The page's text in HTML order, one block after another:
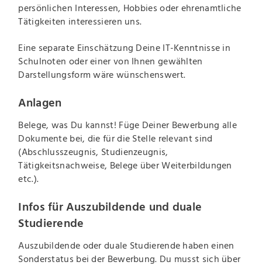
persönlichen Interessen, Hobbies oder ehrenamtliche
Tätigkeiten interessieren uns.
Eine separate Einschätzung Deine IT-Kenntnisse in
Schulnoten oder einer von Ihnen gewählten
Darstellungsform wäre wünschenswert.
Anlagen
Belege, was Du kannst! Füge Deiner Bewerbung alle
Dokumente bei, die für die Stelle relevant sind
(Abschlusszeugnis, Studienzeugnis,
Tätigkeitsnachweise, Belege über Weiterbildungen
etc.).
Infos für Auszubildende und duale
Studierende
Auszubildende oder duale Studierende haben einen
Sonderstatus bei der Bewerbung. Du musst sich über